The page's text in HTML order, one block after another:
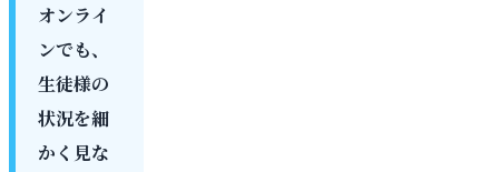
オンライ
ンでも、
生徒様の
状況を細
かく見な